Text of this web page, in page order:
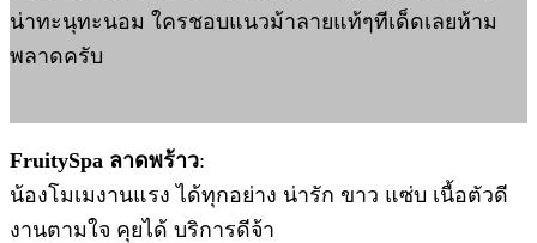
น่าทะนุทะนอม ใครชอบแนวม้าลายแท้ๆทีเด็ดเลยห้าม
พลาดครับ
FruitySpa ลาดพร้าว:
น้องโมเมงานแรง ได้ทุกอย่าง น่ารัก ขาว แซ่บ เนื้อตัวดี
งานตามใจ คุยได้ บริการดีจ้า